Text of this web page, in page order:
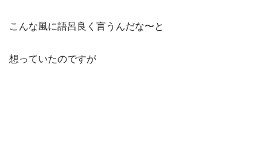
こんな風に語呂良く言うんだな〜と
想っていたのですが